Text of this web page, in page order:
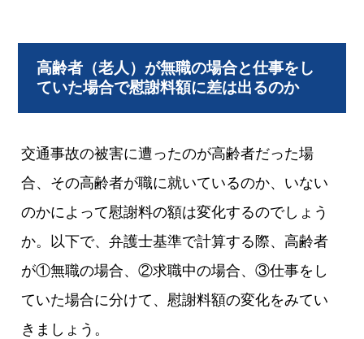
高齢者（老人）が無職の場合と仕事をし
ていた場合で慰謝料額に差は出るのか
交通事故の被害に遭ったのが高齢者だった場
合、その高齢者が職に就いているのか、いない
のかによって慰謝料の額は変化するのでしょう
か。以下で、弁護士基準で計算する際、高齢者
が①無職の場合、②求職中の場合、③仕事をし
ていた場合に分けて、慰謝料額の変化をみてい
きましょう。